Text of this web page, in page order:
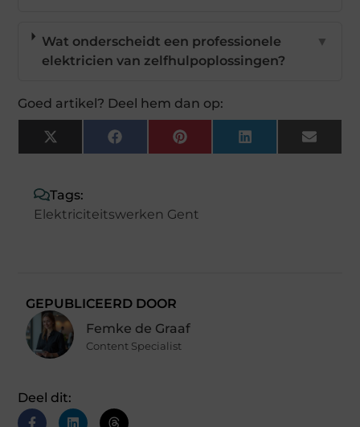
Wat onderscheidt een professionele
elektricien van zelfhulpoplossingen?
▼
Goed artikel? Deel hem dan op:
X
(Twitter)
FacebookPinterestLinkedIn Email
Tags:
Elektriciteitswerken Gent
GEPUBLICEERD DOOR
Femke de Graaf
Content Specialist
Deel dit: